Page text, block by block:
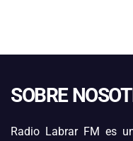
SOBRE
Radio Labrar FM es